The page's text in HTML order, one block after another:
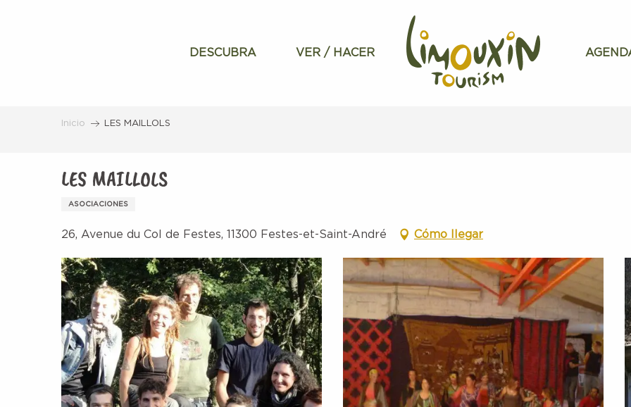
DESCUBRA VER / HACER
Inicio LES MAILLOLS
LES MAILLOLS
ASOCIACIONES
26, Avenue du Col de Festes, 11300 Festes-et-Saint-André Cómo llegar